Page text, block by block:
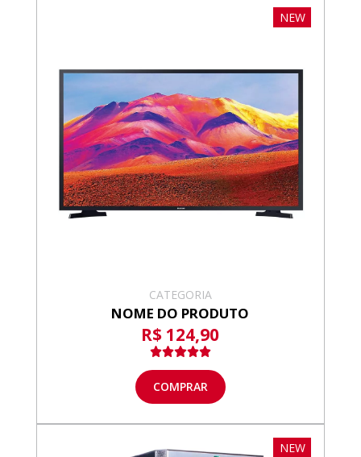
NEW
CATEGORIA
NOME DO PRODUTO
R$ 124,90
COMPRAR
NEW